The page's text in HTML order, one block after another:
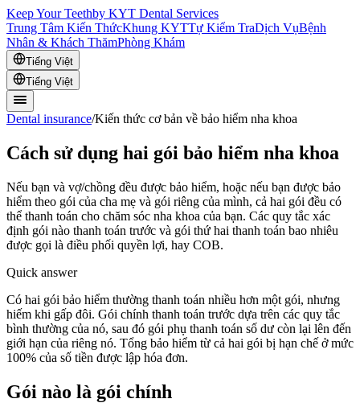
Keep Your Teethby KYT Dental Services
Trung Tâm Kiến ThứcKhung KYTTự Kiểm TraDịch VụBệnh
Nhân & Khách ThămPhòng Khám
Tiếng Việt
Tiếng Việt
Dental insurance/Kiến thức cơ bản về bảo hiểm nha khoa
Cách sử dụng hai gói bảo hiểm nha khoa
Nếu bạn và vợ/chồng đều được bảo hiểm, hoặc nếu bạn được bảo
hiểm theo gói của cha mẹ và gói riêng của mình, cả hai gói đều có
thể thanh toán cho chăm sóc nha khoa của bạn. Các quy tắc xác
định gói nào thanh toán trước và gói thứ hai thanh toán bao nhiêu
được gọi là điều phối quyền lợi, hay COB.
Quick answer
Có hai gói bảo hiểm thường thanh toán nhiều hơn một gói, nhưng
hiếm khi gấp đôi. Gói chính thanh toán trước dựa trên các quy tắc
bình thường của nó, sau đó gói phụ thanh toán số dư còn lại lên đến
giới hạn của riêng nó. Tổng bảo hiểm từ cả hai gói bị hạn chế ở mức
100% của số tiền được lập hóa đơn.
Gói nào là gói chính